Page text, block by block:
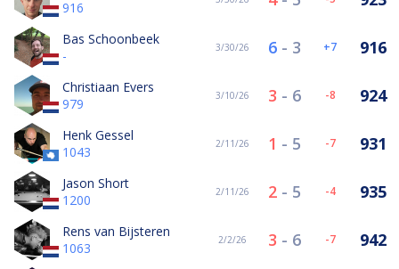
916
Bas Schoonbeek
-
3/30/26 6 - 3 7 916
Christiaan Evers
979
3/10/26 3 - 6 -8 924
Henk Gessel
1043
2/11/26 1 - 5 -7 931
Jason Short
1200
2/11/26 2 - 5 -4 935
Rens van Bijsteren
1063
2/2/26 3 - 6 -7 942